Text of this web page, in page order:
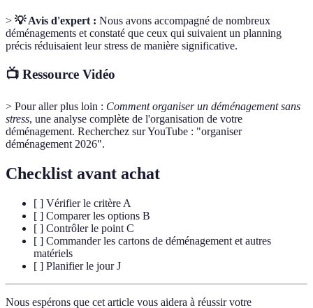
> 💡 Avis d'expert : Nous avons accompagné de nombreux
déménagements et constaté que ceux qui suivaient un planning
précis réduisaient leur stress de manière significative.
📺 Ressource Vidéo
> Pour aller plus loin : Comment organiser un déménagement sans
stress, une analyse complète de l'organisation de votre
déménagement. Recherchez sur YouTube : "organiser
déménagement 2026".
Checklist avant achat
[ ] Vérifier le critère A
[ ] Comparer les options B
[ ] Contrôler le point C
[ ] Commander les cartons de déménagement et autres
matériels
[ ] Planifier le jour J
Nous espérons que cet article vous aidera à réussir votre